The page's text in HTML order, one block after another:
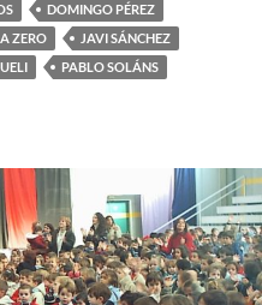
DOMINGO PÉREZ
ZERO
JAVI SÁNCHEZ
PABLO SOLÁNS